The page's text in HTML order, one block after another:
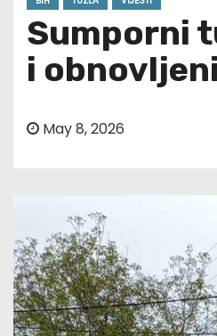
Sumporni
i
May 8, 2026